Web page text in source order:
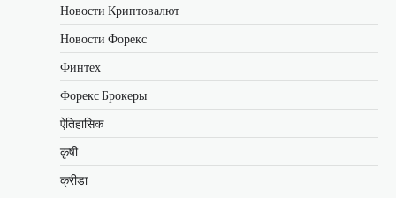
Новости Криптовалют
Новости Форекс
Финтех
Форекс Брокеры
ऐतिहासिक
कृषी
क्रीडा